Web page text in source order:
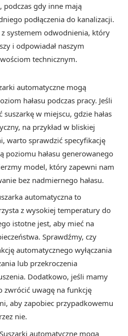
podczas gdy inne mają
podłączenia do kanalizacji.
systemem odwodnienia, który
i odpowiadał naszym
technicznym.
automatyczne mogą
hałasu podczas pracy. Jeśli
w miejscu, gdzie hałas
na przykład w bliskiej
warto sprawdzić specyfikację
poziomu hałasu generowanego
model, który zapewni nam
bez nadmiernego hałasu.
automatyczna to
z wysokiej temperatury do
istotne jest, aby mieć na
Sprawdźmy, czy
automatycznego wyłączania
lub przekroczenia
Dodatkowo, jeśli mamy
zwrócić uwagę na funkcję
aby zapobiec przypadkowemu
nie.
Suszarki automatyczne mogą